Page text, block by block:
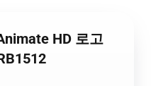
HD 로고